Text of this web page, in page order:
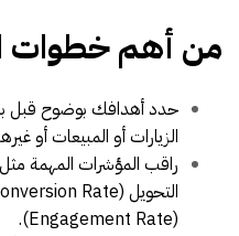
من أهم خطوات
حدد أهدافك بوضوح قبل
الزيارات أو المبيعات أو
(Engagement Rate).